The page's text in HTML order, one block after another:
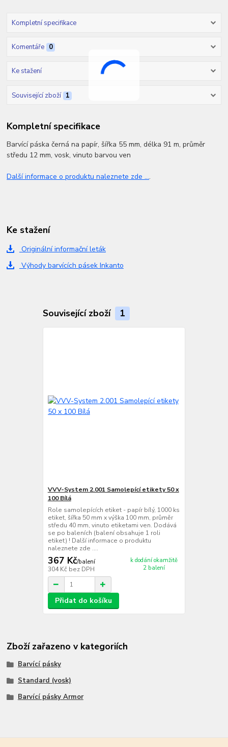
Kompletní specifikace
Komentáře 0
Ke stažení
Související zboží 1
Kompletní specifikace
Barvící páska černá na papír, šířka 55 mm, délka 91 m, průměr
středu 12 mm, vosk, vinuto barvou ven
Další informace o produktu naleznete zde ....
Ke stažení
Originální informační leták
Výhody barvících pásek Inkanto
Související zboží 1
VVV-System 2.001 Samolepící etikety 50 x
100 Bílá
Role samolepících etiket - papír bílý, 1000 ks
etiket, šířka 50 mm x výška 100 mm, průměr
středu 40 mm, vinuto etiketami ven. Dodává
se po baleních (balení obsahuje 1 roli
etiket) ! Další informace o produktu
naleznete zde ....
367 Kč/balení
304 Kč bez DPH
k dodání okamžitě
2 balení
Přidat do košíku
Zboží zařazeno v kategoriích
Barvící pásky
Standard (vosk)
Barvící pásky Armor